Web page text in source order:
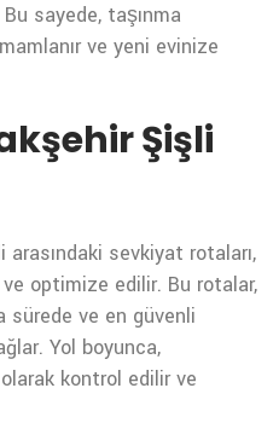
sayede, taşınma
ve yeni evinize
Şişli
sevkiyat rotaları,
optimize edilir. Bu rotalar,
sürede ve en güvenli
Yol boyunca,
olarak kontrol edilir ve